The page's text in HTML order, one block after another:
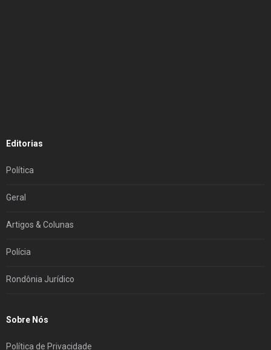
Editorias
Política
Geral
Artigos & Colunas
Polícia
Rondônia Jurídico
Sobre Nós
Política de Privacidade